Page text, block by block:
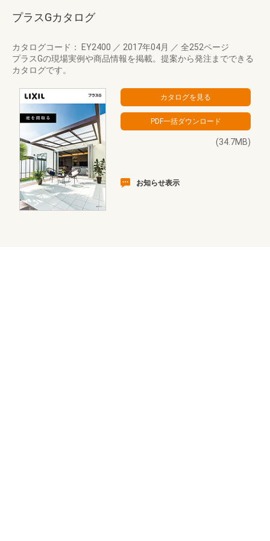
プラスGカタログ
カタログコード： EY2400 ／ 2017年04月 ／ 全252ページ
プラスGの現場実例や商品情報を掲載。提案から発注までできる
カタログです。
(34.7MB)
お知らせ表示